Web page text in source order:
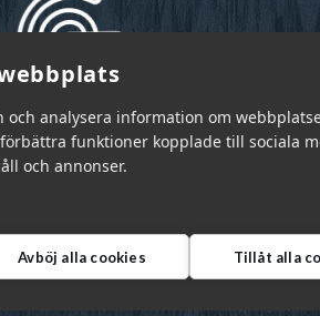
och analysera information om
funktioner kopplade till sociala
och annonser.
Avböj alla cookies Tillåt alla
| info@garnr.se 031 - 92